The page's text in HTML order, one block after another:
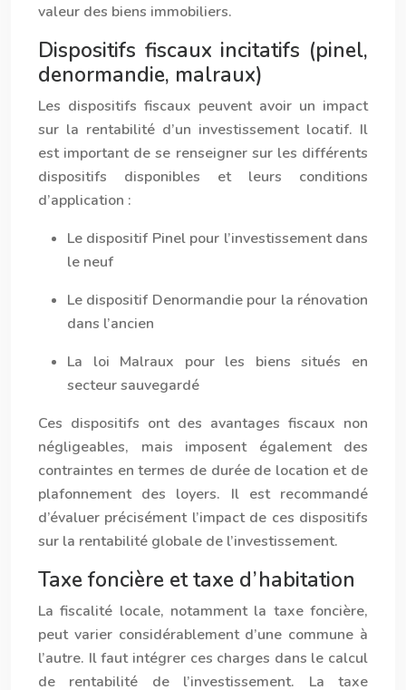
valeur des biens immobiliers.
Dispositifs fiscaux incitatifs (pinel,
denormandie, malraux)
Les dispositifs fiscaux peuvent avoir un impact
sur la rentabilité d’un investissement locatif. Il
est important de se renseigner sur les différents
dispositifs disponibles et leurs conditions
d’application :
Le dispositif Pinel pour l’investissement dans
le neuf
Le dispositif Denormandie pour la rénovation
dans l’ancien
La loi Malraux pour les biens situés en
secteur sauvegardé
Ces dispositifs ont des avantages fiscaux non
négligeables, mais imposent également des
contraintes en termes de durée de location et de
plafonnement des loyers. Il est recommandé
d’évaluer précisément l’impact de ces dispositifs
sur la rentabilité globale de l’investissement.
Taxe foncière et taxe d’habitation
La fiscalité locale, notamment la taxe foncière,
peut varier considérablement d’une commune à
l’autre. Il faut intégrer ces charges dans le calcul
de rentabilité de l’investissement. La taxe